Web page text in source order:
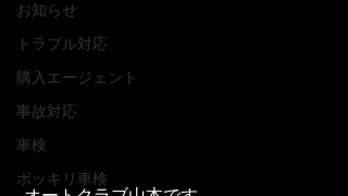
お知らせ
トラブル対応
購入エージェント
事故対応
車検
ポッキリ車検